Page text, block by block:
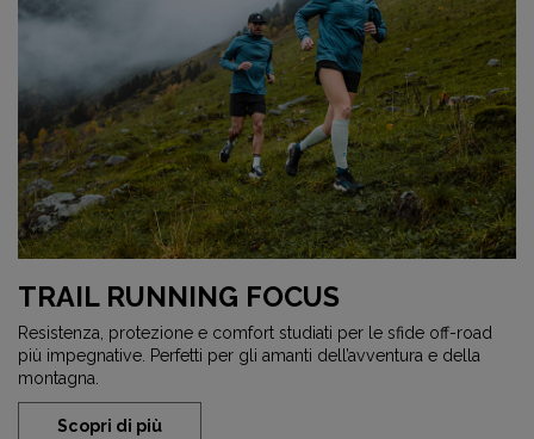
TRAIL RUNNING FOCUS
Resistenza, protezione e comfort studiati per le sfide off-road
più impegnative. Perfetti per gli amanti dell’avventura e della
montagna.
Scopri di più